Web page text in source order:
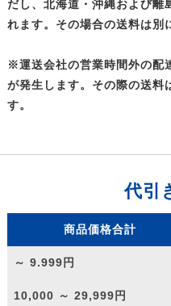
だし、北海道・沖縄および離
れます。その場合の送料は別
※運送会社の営業時間外の配
が発生します。その際の送料
す。
代引
商品価格合計
～ 9.999円
10,000 ～ 29,999円